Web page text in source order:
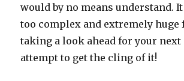
would by no means understand.
too complex and extremely huge
taking a look ahead for your
attempt to get the cling of it!